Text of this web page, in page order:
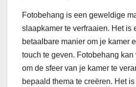
Fotobehang is een geweldige
slaapkamer te verfraaien. Het is
betaalbare manier om je kamer
touch te geven. Fotobehang
om de sfeer van je kamer te
bepaald thema te creëren. Het